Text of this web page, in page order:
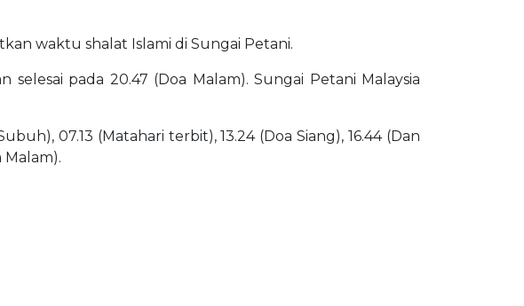
waktu shalat Islami di Sungai Petani.
pada 20.47 (Doa Malam). Sungai Petani Malaysia
07.13 (Matahari terbit), 13.24 (Doa Siang), 16.44 (Dan
Malam).